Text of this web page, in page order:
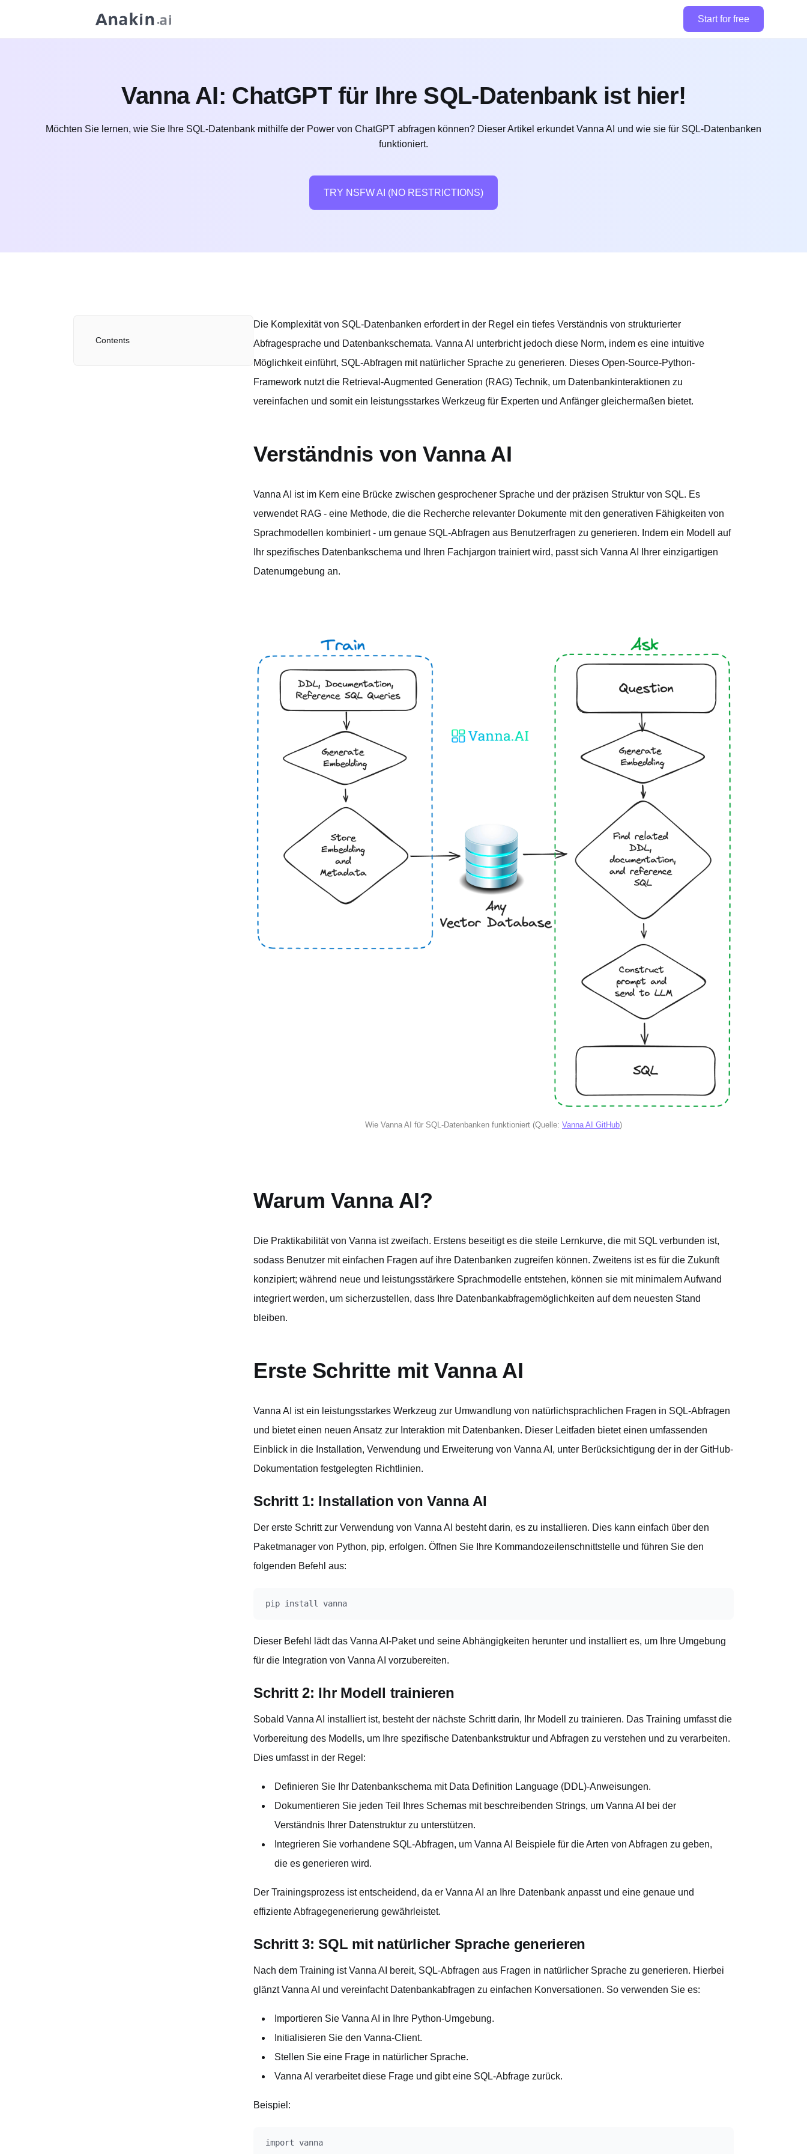
Start for free
Vanna AI: ChatGPT für Ihre SQL-Datenbank ist hier!
Möchten Sie lernen, wie Sie Ihre SQL-Datenbank mithilfe der Power von ChatGPT abfragen können? Dieser Artikel erkundet Vanna AI und wie sie für SQL-Datenbanken
funktioniert.
TRY NSFW AI (NO RESTRICTIONS)
Contents
Die Komplexität von SQL-Datenbanken erfordert in der Regel ein tiefes Verständnis von strukturierter
Abfragesprache und Datenbankschemata. Vanna AI unterbricht jedoch diese Norm, indem es eine intuitive
Möglichkeit einführt, SQL-Abfragen mit natürlicher Sprache zu generieren. Dieses Open-Source-Python-
Framework nutzt die Retrieval-Augmented Generation (RAG) Technik, um Datenbankinteraktionen zu
vereinfachen und somit ein leistungsstarkes Werkzeug für Experten und Anfänger gleichermaßen bietet.
Verständnis von Vanna AI
Vanna AI ist im Kern eine Brücke zwischen gesprochener Sprache und der präzisen Struktur von SQL. Es
verwendet RAG - eine Methode, die die Recherche relevanter Dokumente mit den generativen Fähigkeiten von
Sprachmodellen kombiniert - um genaue SQL-Abfragen aus Benutzerfragen zu generieren. Indem ein Modell auf
Ihr spezifisches Datenbankschema und Ihren Fachjargon trainiert wird, passt sich Vanna AI Ihrer einzigartigen
Datenumgebung an.
Wie Vanna AI für SQL-Datenbanken funktioniert (Quelle: Vanna AI GitHub)
Warum Vanna AI?
Die Praktikabilität von Vanna ist zweifach. Erstens beseitigt es die steile Lernkurve, die mit SQL verbunden ist,
sodass Benutzer mit einfachen Fragen auf ihre Datenbanken zugreifen können. Zweitens ist es für die Zukunft
konzipiert; während neue und leistungsstärkere Sprachmodelle entstehen, können sie mit minimalem Aufwand
integriert werden, um sicherzustellen, dass Ihre Datenbankabfragemöglichkeiten auf dem neuesten Stand
bleiben.
Erste Schritte mit Vanna AI
Vanna AI ist ein leistungsstarkes Werkzeug zur Umwandlung von natürlichsprachlichen Fragen in SQL-Abfragen
und bietet einen neuen Ansatz zur Interaktion mit Datenbanken. Dieser Leitfaden bietet einen umfassenden
Einblick in die Installation, Verwendung und Erweiterung von Vanna AI, unter Berücksichtigung der in der GitHub-
Dokumentation festgelegten Richtlinien.
Schritt 1: Installation von Vanna AI
Der erste Schritt zur Verwendung von Vanna AI besteht darin, es zu installieren. Dies kann einfach über den
Paketmanager von Python, pip, erfolgen. Öffnen Sie Ihre Kommandozeilenschnittstelle und führen Sie den
folgenden Befehl aus:
Dieser Befehl lädt das Vanna AI-Paket und seine Abhängigkeiten herunter und installiert es, um Ihre Umgebung
für die Integration von Vanna AI vorzubereiten.
Schritt 2: Ihr Modell trainieren
Sobald Vanna AI installiert ist, besteht der nächste Schritt darin, Ihr Modell zu trainieren. Das Training umfasst die
Vorbereitung des Modells, um Ihre spezifische Datenbankstruktur und Abfragen zu verstehen und zu verarbeiten.
Dies umfasst in der Regel:
Definieren Sie Ihr Datenbankschema mit Data Definition Language (DDL)-Anweisungen.
Dokumentieren Sie jeden Teil Ihres Schemas mit beschreibenden Strings, um Vanna AI bei der
Verständnis Ihrer Datenstruktur zu unterstützen.
Integrieren Sie vorhandene SQL-Abfragen, um Vanna AI Beispiele für die Arten von Abfragen zu geben,
die es generieren wird.
Der Trainingsprozess ist entscheidend, da er Vanna AI an Ihre Datenbank anpasst und eine genaue und
effiziente Abfragegenerierung gewährleistet.
Schritt 3: SQL mit natürlicher Sprache generieren
Nach dem Training ist Vanna AI bereit, SQL-Abfragen aus Fragen in natürlicher Sprache zu generieren. Hierbei
glänzt Vanna AI und vereinfacht Datenbankabfragen zu einfachen Konversationen. So verwenden Sie es:
Importieren Sie Vanna AI in Ihre Python-Umgebung.
Initialisieren Sie den Vanna-Client.
Stellen Sie eine Frage in natürlicher Sprache.
Vanna AI verarbeitet diese Frage und gibt eine SQL-Abfrage zurück.
Beispiel:
import vanna